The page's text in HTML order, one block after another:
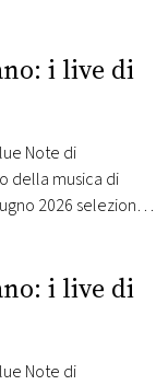
a Umbria Jazz
è radio ufficiale di
anni fa uscì “Sylva”,
e Metropole
in molti…
i live di
Note di
della musica di
2026 selezionati
3 giugno –
inglese di nascita.
a New York,
uno dei…
i live di
Note di